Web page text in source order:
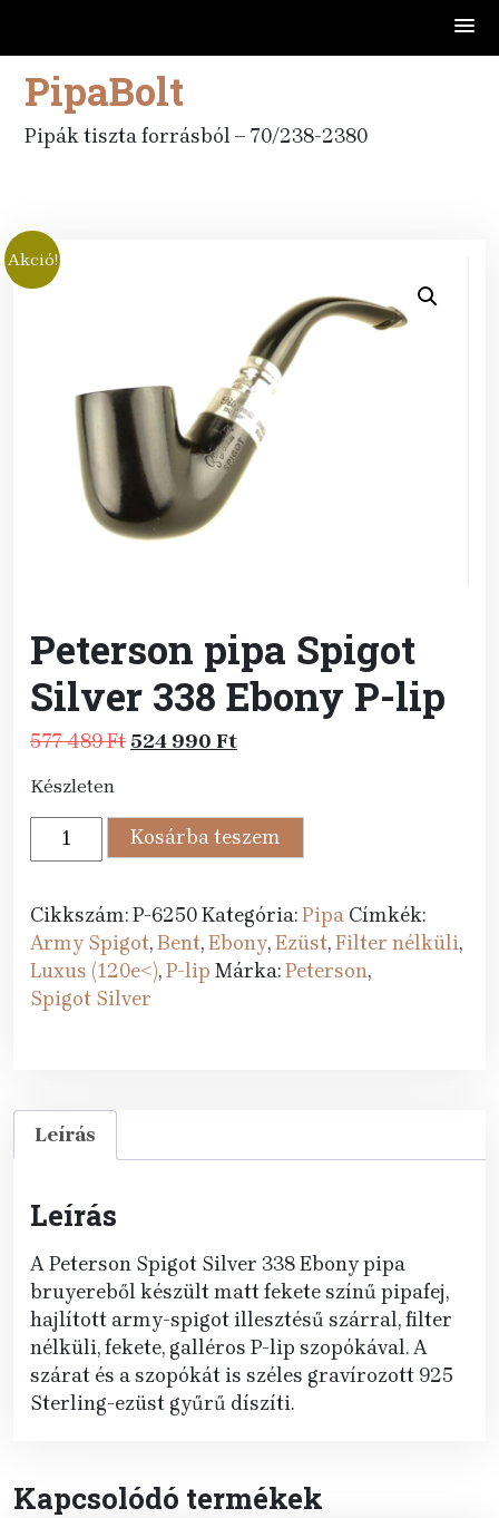
Skip
content
PipaBolt
Pipák tiszta forrásból – 70/238-2380
Akció!
Peterson pipa Spigot
Silver 338 Ebony P-lip
577 489Ft Original
577
489 Ft.
524 990 FtCurrent
524
990 Ft.
Készleten
Peterson
pipa
Silver
338
Ebony
P-
Kosárba teszem
Cikkszám:P-6250Kategória:Pipa Címkék:
Army Spigot,Bent,Ebony,Ezüst,Filter nélküli,
Luxus (120e<),P-lip Márka:Peterson,
Spigot Silver
Leírás
Leírás
A Peterson Spigot Silver 338 Ebony pipa
bruyereből készült matt fekete színű pipafej,
hajlított army-spigot illesztésű szárral, filter
nélküli, fekete, galléros P-lip szopókával. A
szárat és a szopókát is széles gravírozott 925
Sterling-ezüst gyűrű díszíti.
Kapcsolódó termékek